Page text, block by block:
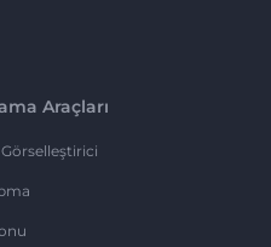
Araçları